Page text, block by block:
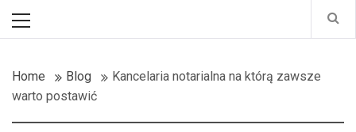
Menu
Home Blog
Kancelaria notarialna na którą zawsze
warto postawić